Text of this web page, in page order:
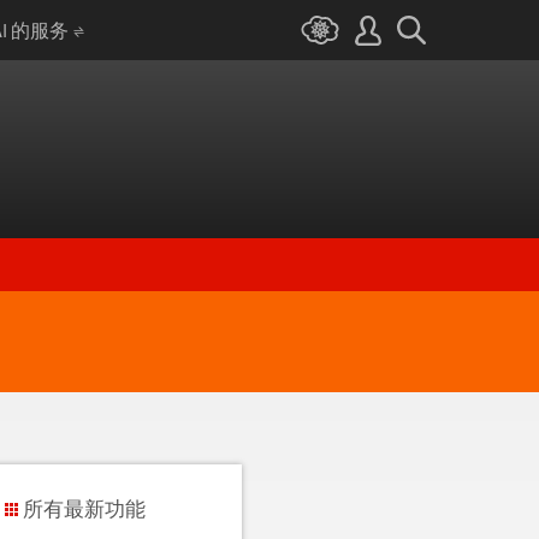
的服务
所有最新功能